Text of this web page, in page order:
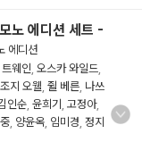
노 에디션 세트 -
에디션
웨인 오스카 와일드
조지 오웰 쥘 베른 나쓰
인순 윤희기 고정아,
양윤옥 임미경 정지